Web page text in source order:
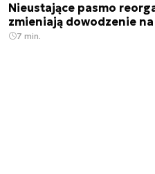
Nieustające pasmo
zmieniają dowodzenie na
7 min.